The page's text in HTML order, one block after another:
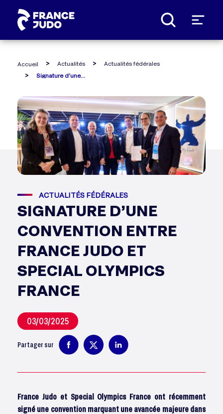
Accueil Actualités
Actualités fédérales
Signature d’une convention entre france judo et special olympics france
ACTUALITÉS FÉDÉRALES
SIGNATURE D’UNE
CONVENTION ENTRE
FRANCE JUDO ET
SPECIAL OLYMPICS
FRANCE
03/03/2025
Partager sur
France Judo et Special Olympics France ont récemment
signé une convention marquant une avancée majeure dans